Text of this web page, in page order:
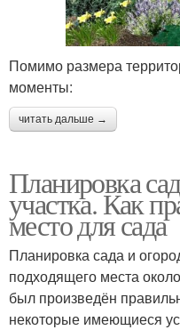
Помимо размера
моменты:
читать дальше →
Планировка
участка. Как
место для сада
Планировка сада и
подходящего места
был произведён
некоторые имеющиеся